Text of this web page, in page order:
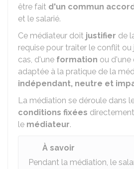
être fait d'un commun
et le salarié.
Ce médiateur doit justifier de
requise pour traiter le conflit ou
cas, d'une formation ou d'une
adaptée à la pratique de la
indépendant, neutre et
La médiation se déroule dans
conditions fixées
le médiateur.
À savoir
Pendant la médiation, le